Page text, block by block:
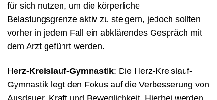
für sich nutzen, um die körperliche
Belastungsgrenze aktiv zu steigern, jedoch sollten
vorher in jedem Fall ein abklärendes Gespräch mit
dem Arzt geführt werden.
Herz-Kreislauf-Gymnastik: Die Herz-Kreislauf-
Gymnastik legt den Fokus auf die Verbesserung von
Ausdauer, Kraft und Beweglichkeit. Hierbei werden